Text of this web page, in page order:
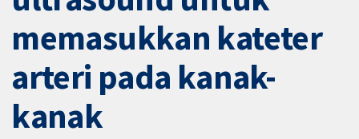
memasukkan kateter
arteri pada kanak-
kanak